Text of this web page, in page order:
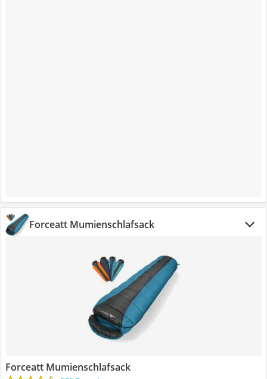
Forceatt Mumienschlafsack
Forceatt Mumienschlafsack